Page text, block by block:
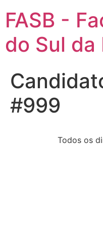
FASB -
do Sul da
#999
Todos os